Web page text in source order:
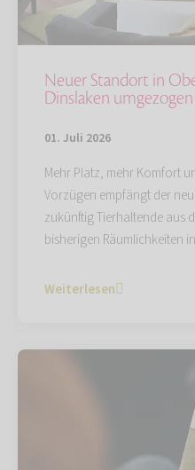
Neuer Standort in
Dinslaken umgezogen
01. Juli 2026
Mehr Platz, mehr Komfort
Vorzügen empfängt der
zukünftig Tierhaltende aus
bisherigen Räumlichkeiten
Weiterlesen